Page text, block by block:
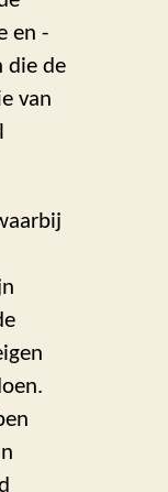
en -
die de
van